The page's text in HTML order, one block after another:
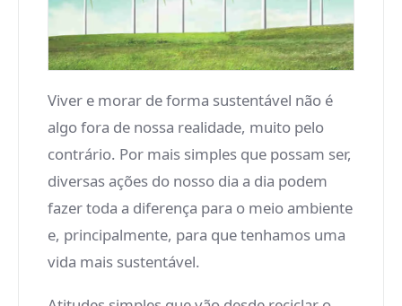
Viver e morar de forma sustentável não é
algo fora de nossa realidade, muito pelo
contrário. Por mais simples que possam ser,
diversas ações do nosso dia a dia podem
fazer toda a diferença para o meio ambiente
e, principalmente, para que tenhamos uma
vida mais sustentável.